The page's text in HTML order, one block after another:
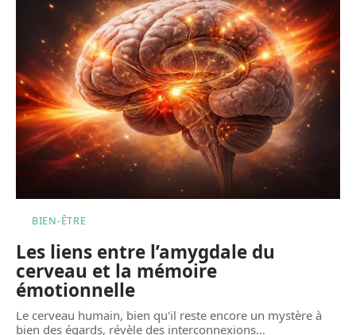
BIEN-ÊTRE
Les liens entre l’amygdale du
cerveau et la mémoire
émotionnelle
Le cerveau humain, bien qu'il reste encore un mystère à
bien des égards, révèle des interconnexions…